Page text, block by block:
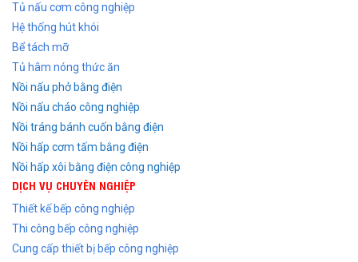
Tủ nấu cơm công nghiệp
Hệ thống hút khói
Bể tách mỡ
Tủ hâm nóng thức ăn
Nồi nấu phở bằng điện
Nồi nấu cháo công nghiệp
Nồi tráng bánh cuốn bằng điện
Nồi hấp cơm tấm bằng điện
Nồi hấp xôi bằng điện công nghiệp
DỊCH VỤ CHUYÊN NGHIỆP
Thiết kế bếp công nghiệp
Thi công bếp công nghiệp
Cung cấp thiết bị bếp công nghiệp